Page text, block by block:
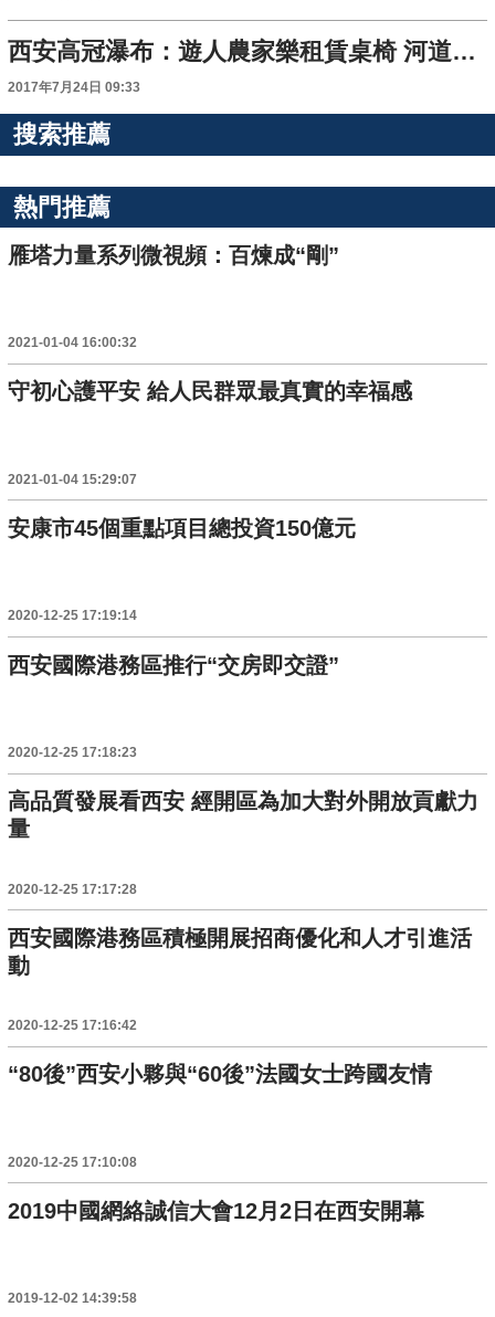
西安高冠瀑布：遊人農家樂租賃桌椅 河道擠滿人
2017年7月24日 09:33
搜索推薦
熱門推薦
雁塔力量系列微視頻：百煉成“剛”
2021-01-04 16:00:32
守初心護平安 給人民群眾最真實的幸福感
2021-01-04 15:29:07
安康市45個重點項目總投資150億元
2020-12-25 17:19:14
西安國際港務區推行“交房即交證”
2020-12-25 17:18:23
高品質發展看西安 經開區為加大對外開放貢獻力
量
2020-12-25 17:17:28
西安國際港務區積極開展招商優化和人才引進活
動
2020-12-25 17:16:42
“80後”西安小夥與“60後”法國女士跨國友情
2020-12-25 17:10:08
2019中國網絡誠信大會12月2日在西安開幕
2019-12-02 14:39:58